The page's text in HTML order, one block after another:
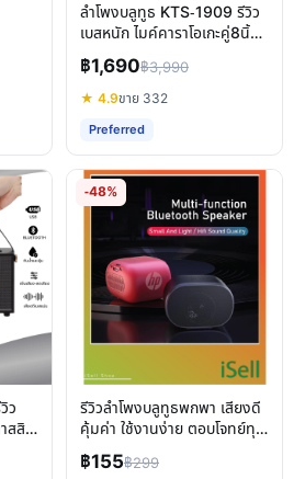
ลำโพงบลูทูธ KTS-1909 รีวิว
เบสหนัก ไมค์คาราโอเกะคู่8นิ้ว
พกพาสะดวก
฿1,690฿3,990
★ 4.9ขาย 332
Preferred
ว
สสิก
-48%
รีวิวลำโพงบลูทูธพกพา เสียงดี
คุ้มค่า ใช้งานง่าย ตอบโจทย์ทุก
ไลฟ์สไตล์
฿155฿299